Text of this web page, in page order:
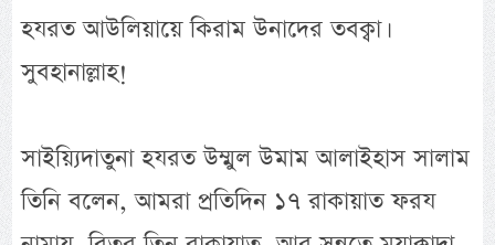
হযরত আউলিয়ায়ে কিরাম উনাদের তবক্বা।
সুবহানাল্লাহ!
সাইয়্যিদাতুনা হযরত উম্মুল উমাম আলাইহাস সালাম
তিনি বলেন, আমরা প্রতিদিন ১৭ রাকায়াত ফরয